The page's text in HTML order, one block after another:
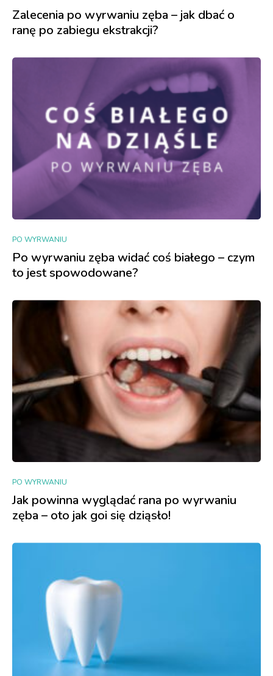
Zalecenia po wyrwaniu zęba – jak dbać o
ranę po zabiegu ekstrakcji?
PO WYRWANIU
Po wyrwaniu zęba widać coś białego – czym
to jest spowodowane?
PO WYRWANIU
Jak powinna wyglądać rana po wyrwaniu
zęba – oto jak goi się dziąsło!